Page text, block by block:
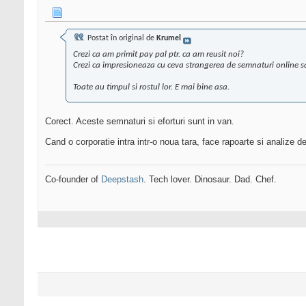
Postat în original de Krumel
Crezi ca am primit pay pal ptr. ca am reusit noi?
Crezi ca impresioneaza cu ceva strangerea de semnaturi online
Toate au timpul si rostul lor. E mai bine asa.
Corect. Aceste semnaturi si eforturi sunt in van.
Cand o corporatie intra intr-o noua tara, face rapoarte si analize
Co-founder of Deepstash. Tech lover. Dinosaur. Dad. Chef.